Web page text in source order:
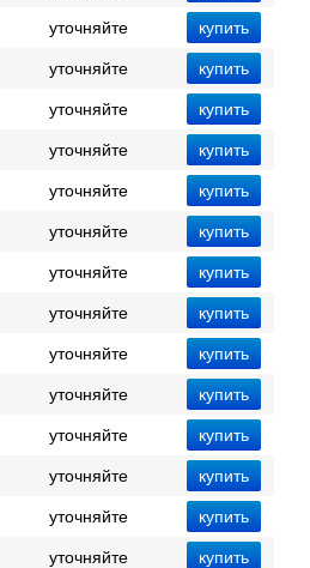
уточняйте
уточняйте
уточняйте
уточняйте
уточняйте
уточняйте
уточняйте
уточняйте
уточняйте
уточняйте
уточняйте
уточняйте
уточняйте
уточняйте